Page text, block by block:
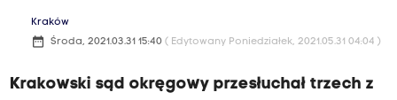
Kraków
date_range Środa, 2021.03.31 15:40 ( Edytowany Poniedziałek, 2021.05.31 04:04 )
Krakowski sąd okręgowy przesłuchał trzech z